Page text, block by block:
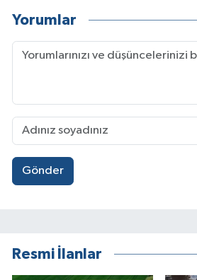
Yorumlar
Gönder
Resmi İlanlar